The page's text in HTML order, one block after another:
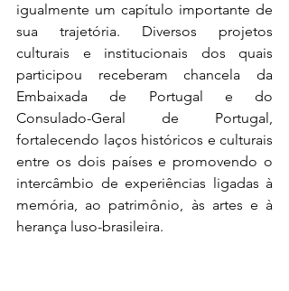
igualmente um capítulo importante de
sua trajetória. Diversos projetos
culturais e institucionais dos quais
participou receberam chancela da
Embaixada de Portugal e do
Consulado-Geral de Portugal,
fortalecendo laços históricos e culturais
entre os dois países e promovendo o
intercâmbio de experiências ligadas à
memória, ao patrimônio, às artes e à
herança luso-brasileira.